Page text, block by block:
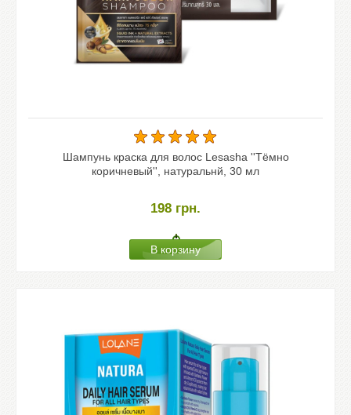
Шампунь краска для волос Lesasha ''Тёмно
коричневый'', натуральнй, 30 мл
198 грн.